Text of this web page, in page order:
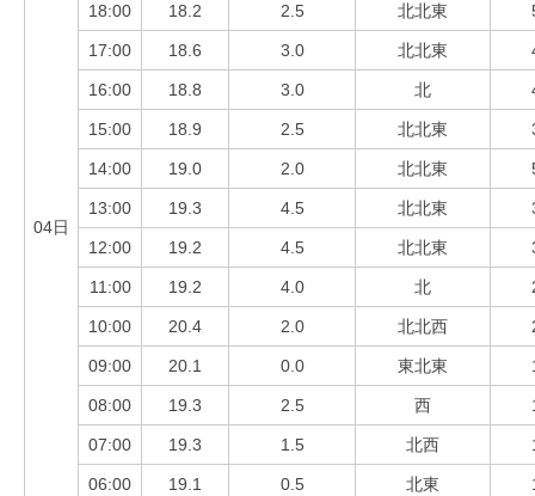
04日
18:00 18.2 2.5 北北東
17:00 18.6 3.0 北北東
16:00 18.8 3.0 北
15:00 18.9 2.5 北北東
14:00 19.0 2.0 北北東
13:00 19.3 4.5 北北東
12:00 19.2 4.5 北北東
11:00 19.2 4.0 北
10:00 20.4 2.0 北北西
09:00 20.1 0.0 東北東
08:00 19.3 2.5 西
07:00 19.3 1.5 北西
06:00 19.1 0.5 北東